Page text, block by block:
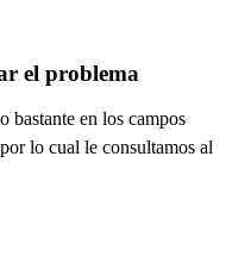
el problema
bastante en los campos
lo cual le consultamos al